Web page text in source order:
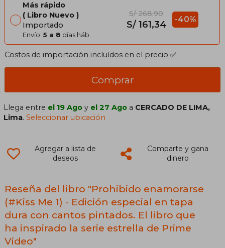
Más rápido
Libro Nuevo
Importado
Envío: 5 a 8 días háb.
S/ 268,90
S/ 161,34 -40%
Costos de importación incluídos en el precio ✅
Comprar
Llega entre el 19 Ago y el 27 Ago a CERCADO DE LIMA,
Lima.Seleccionar ubicación
Agregar a lista de
deseos
Comparte y gana
dinero
Reseña del libro "Prohibido enamorarse
(#Kiss Me 1) - Edición especial en tapa
dura con cantos pintados. El libro que
ha inspirado la serie estrella de Prime
Video"